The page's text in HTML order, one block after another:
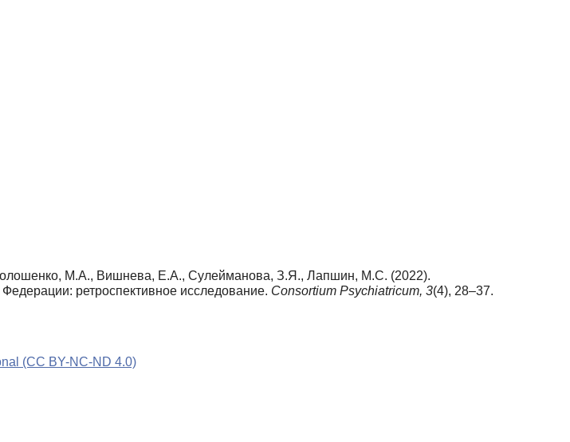
М.А., Вишнева, Е.А., Сулейманова, З.Я., Лапшин, М.С. (2022).
Федерации: ретроспективное исследование. Consortium Psychiatricum, 3(4), 28–37.
(CC BY-NC-ND 4.0)